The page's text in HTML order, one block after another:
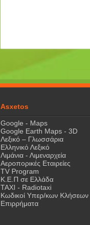
Asxetos
Google - Maps
Google Earth Maps - 3D
Λεξικό – Γλωσσάρια
Ελληνικό Λεξικό
Λιμάνια - Λιμεναρχεία
Αεροπορικές Εταιρείες
TV Program
Κ.Ε.Π σε Ελλάδα
ΤΑΧΙ - Radiotaxi
Κωδικοί Υπερ/κων Κλήσεων
Επιρρήματα